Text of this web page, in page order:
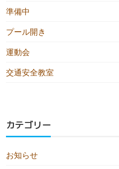
準備中
プール開き
運動会
交通安全教室
カテゴリー
お知らせ